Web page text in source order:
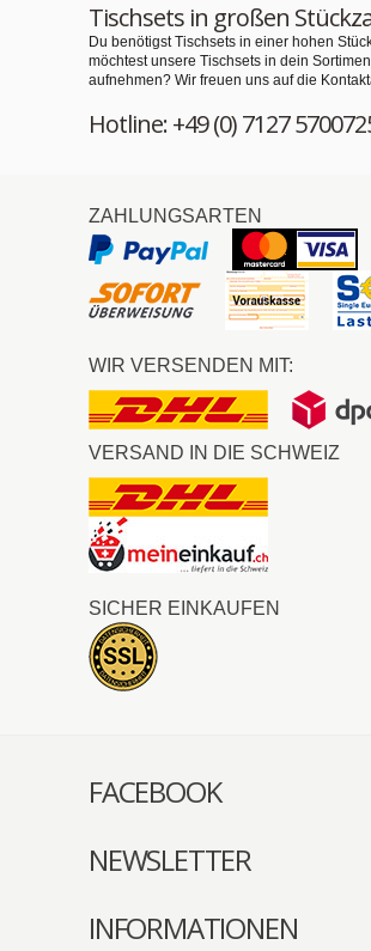
Tischsets in großen
Du benötigst Tischsets in einer hohen
möchtest unsere Tischsets in dein
aufnehmen? Wir freuen uns auf die
Hotline: +49 (0) 7127
ZAHLUNGSARTEN
WIR VERSENDEN MIT:
VERSAND IN DIE SCHWEIZ
SICHER EINKAUFEN
FACEBOOK
NEWSLETTER
INFORMATIONEN